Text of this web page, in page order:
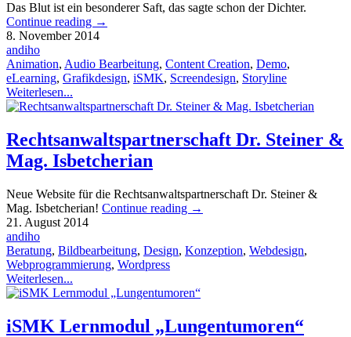
Das Blut ist ein besonderer Saft, das sagte schon der Dichter.
Continue reading →
8. November 2014
andiho
Animation, Audio Bearbeitung, Content Creation, Demo,
eLearning, Grafikdesign, iSMK, Screendesign, Storyline
Weiterlesen...
Rechtsanwaltspartnerschaft Dr. Steiner &
Mag. Isbetcherian
Neue Website für die Rechtsanwaltspartnerschaft Dr. Steiner &
Mag. Isbetcherian! Continue reading →
21. August 2014
andiho
Beratung, Bildbearbeitung, Design, Konzeption, Webdesign,
Webprogrammierung, Wordpress
Weiterlesen...
iSMK Lernmodul „Lungentumoren“